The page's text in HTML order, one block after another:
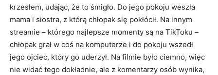
krzesłem, udając, że to śmigło. Do jego pokoju weszła
mama i siostra, z którą chłopak się pokłócił. Na innym
streamie – którego najlepsze momenty są na TikToku –
chłopak grał w coś na komputerze i do pokoju wszedł
jego ojciec, który go uderzył. Na filmie było ciemno, więc
nie widać tego dokładnie, ale z komentarzy osób wynika,